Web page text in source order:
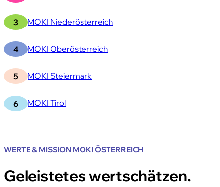
MOKI Niederösterreich
MOKI Oberösterreich
MOKI Steiermark
MOKI Tirol
WERTE & MISSION MOKI ÖSTERREICH
Geleistetes wertschätzen.